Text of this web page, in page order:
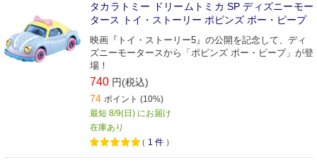
タカラトミー ドリームトミカ SP ディズニーモー
タース トイ・ストーリー ポピンズ ボー・ピープ
映画『トイ・ストーリー5』の公開を記念して、ディ
ズニーモータースから「ポピンズ ボー・ピープ」が登
場！
740 円(税込)
74 ポイント (10%)
最短 8/9(日) にお届け
在庫あり
（ 1 件 ）